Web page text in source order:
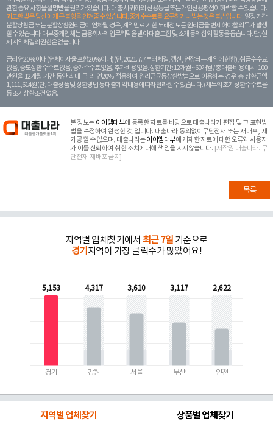
관한 중요 사항을 설명받을 권리가 있습니다. 대 출 시 귀하의 신용등급 또는 개인신용평점이 하락할 수 있습니다.
과도한 빚은 당신 에게 큰 불행을 안겨줄 수 있습니다. 중개수수료를 요구하거나 받는 것은 불법입니다. 일정 기간
분할상환금 또는 분할상환원리금이 연체될 경우, 계약만료 기한 도래전 모든 원리금을 변제해야할 의무가 발생
할 수 있습니다. 대부중개업체는 금융회사의 업무위탁을 받아 대출모집 및 소개 등의 섭외 활동을 돕습니다. 단, 실
제 계약체결의 권한은 없습니다.
금리 연20% 이내 (연체이자율 포함 20% 이내) (단, 2021. 7. 7부터 체결, 갱신, 연장되는 계 약에 한함), 취급수수료
없음, 중도상환 수수료 없음, 중개수수료 없음, 추가비용 없음. 상환기간 : 12개월 ~ 60개월 / 총 대출 비용 예시 : 100
만원을 12개월 기간 동안 최대 금 리 연20% 적용하여 원리금균등상환방법으로 이용하는 경우 총 상환금액
1,111,614원 (단, 대출상품 및 상환방법 등 대출계약 내용에 따라 달라질 수 있습니다.) 채무의 조기 상환수수료율
등 조기상환조건 없음.
본 정보는 아이엠대부에 등록한 자료를 바탕으로 대출나라가 편집 및 그 표현방
법을 수정하여 완성한 것 입니다. 대출나라 동의없이무단전재 또는 재배포, 재
가공 할 수 없으며, 대출나라는아이엠대부에 게재한 자료에 대한 오류와 사용자
가 이를 신뢰하여 취한 조치에대해 책임을 지지않습니다. [저작권 대출나라. 무
단전재-재배포 금지]
목록
지역별 업체찾기에서 최근 7일 기준으로
경기 지역이 가장 클릭수가 많았어요!
5,153
경기
4,317
강원
3,610
서울
3,117
부산
2,622
인천
지역별 업체찾기 상품별 업체찾기